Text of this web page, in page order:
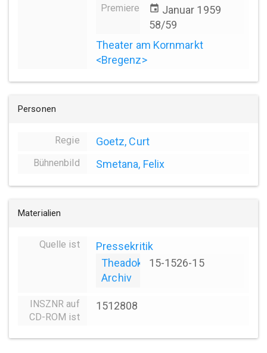
Premiere event Januar 1959
58/59
Theater am Kornmarkt
<Bregenz>
Personen
Regie Goetz, Curt
Bühnenbild Smetana, Felix
Materialien
Quelle ist
Pressekritik
Theadok
Archiv
15-1526-15
INSZNR auf
CD-ROM ist
1512808